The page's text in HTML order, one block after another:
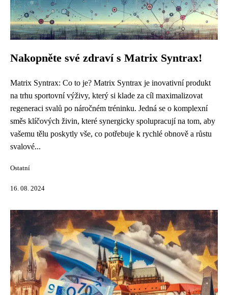
Nakopněte své zdraví s Matrix Syntrax!
Matrix Syntrax: Co to je? Matrix Syntrax je inovativní produkt
na trhu sportovní výživy, který si klade za cíl maximalizovat
regeneraci svalů po náročném tréninku. Jedná se o komplexní
směs klíčových živin, které synergicky spolupracují na tom, aby
vašemu tělu poskytly vše, co potřebuje k rychlé obnově a růstu
svalové...
Ostatní
16. 08. 2024